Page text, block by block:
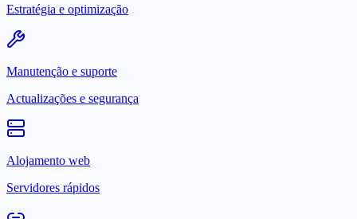
Estratégia e optimização
Manutenção e suporte
Actualizações e segurança
Alojamento web
Servidores rápidos